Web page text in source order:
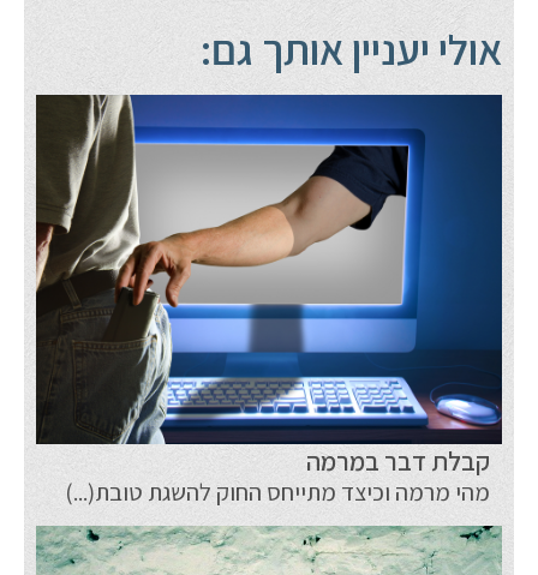
אולי יעניין אותך גם:
קבלת דבר במרמה
מהי מרמה וכיצד מתייחס החוק להשגת טובת(...)